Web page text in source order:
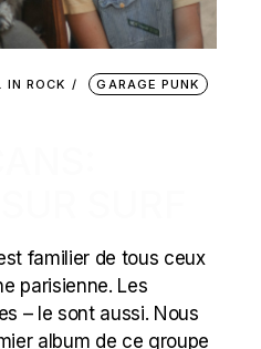
IN ROCK
GARAGE PUNK
familier de tous ceux
parisienne. Les
– le sont aussi. Nous
album de ce groupe